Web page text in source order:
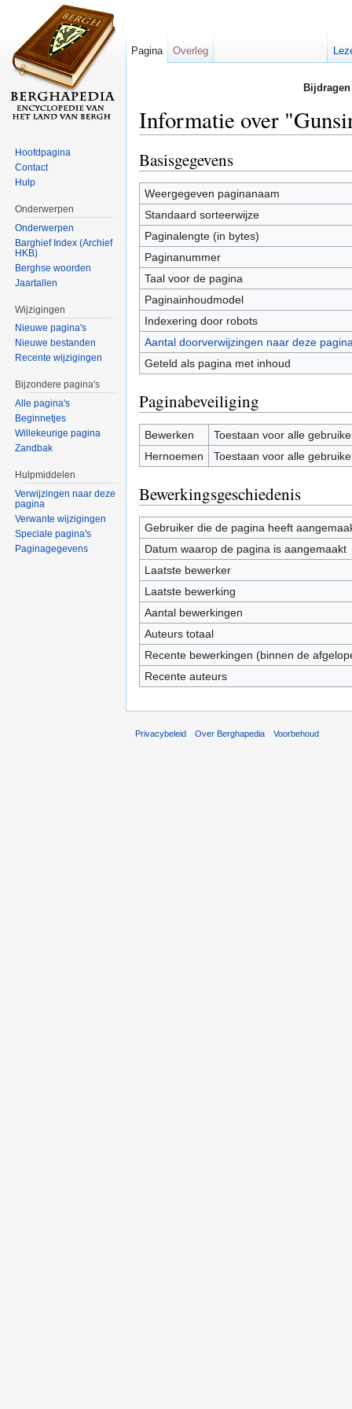
Informatie over
Basisgegevens
Weergegeven paginanaam
Standaard sorteerwijze
Paginalengte (in bytes)
Paginanummer
Taal voor de pagina
Paginainhoudmodel
Indexering door robots
Aantal doorverwijzingen naar deze
Geteld als pagina met inhoud
Paginabeveiliging
Bewerken
Toestaan voor alle
Hernoemen
Toestaan voor alle
Bewerkingsgeschiedenis
Gebruiker die de pagina heeft
Datum waarop de pagina is aangemaakt
Laatste bewerker
Laatste bewerking
Aantal bewerkingen
Auteurs totaal
Recente bewerkingen (binnen de
Recente auteurs
Pagina Overleg
Hoofdpagina
Contact
Hulp
Onderwerpen
Onderwerpen
Barghief Index (Archief
HKB)
Berghse woorden
Jaartallen
Wijzigingen
Nieuwe pagina's
Nieuwe bestanden
Recente wijzigingen
Bijzondere pagina's
Alle pagina's
Beginnetjes
Willekeurige pagina
Zandbak
Hulpmiddelen
Verwijzingen naar deze
pagina
Verwante wijzigingen
Speciale pagina's
Paginagegevens
Privacybeleid Over Berghapedia Voorbehoud